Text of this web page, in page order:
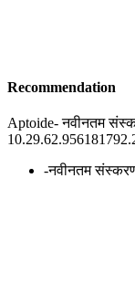
Recommendation
Aptoide-नवीनतम
-नवीनतम